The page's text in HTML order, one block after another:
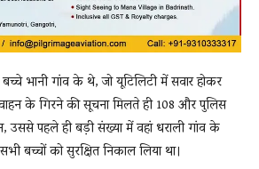
भानी गांव के थे, जो यूटिलिटी में सवार होकर
के गिरने की सूचना मिलते ही 108 और पुलिस
उससे पहले ही बड़ी संख्या में वहां धराली गांव के
बच्चों को सुरक्षित निकाल लिया था।